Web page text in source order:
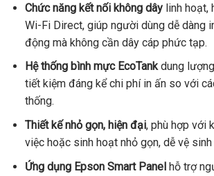
Chức năng kết nối không dâylinh hoạt,
Wi-Fi Direct, giúp người dùng dễ dàng
động mà không cần dây cáp phức tạp.
Hệ thống bình mực EcoTankdung
tiết kiệm đáng kể chi phí in ấn so với
thống.
Thiết kế nhỏ gọn, hiện đại, phù hợp với
việc hoặc sinh hoạt nhỏ gọn, dễ vệ
Ứng dụng Epson Smart Panelhỗ trợ